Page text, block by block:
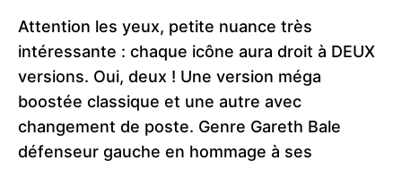
Attention les yeux, petite nuance très
intéressante : chaque icône aura droit à DEUX
versions. Oui, deux ! Une version méga
boostée classique et une autre avec
changement de poste. Genre Gareth Bale
défenseur gauche en hommage à ses